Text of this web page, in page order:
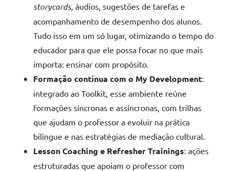
storycards, áudios, sugestões de tarefas e
acompanhamento de desempenho dos alunos.
Tudo isso em um só lugar, otimizando o tempo do
educador para que ele possa focar no que mais
importa: ensinar com propósito.
Formação contínua com o My Development:
integrado ao Toolkit, esse ambiente reúne
formações síncronas e assíncronas, com trilhas
que ajudam o professor a evoluir na prática
bilíngue e nas estratégias de mediação cultural.
Lesson Coaching e Refresher Trainings: ações
estruturadas que apoiam o professor com